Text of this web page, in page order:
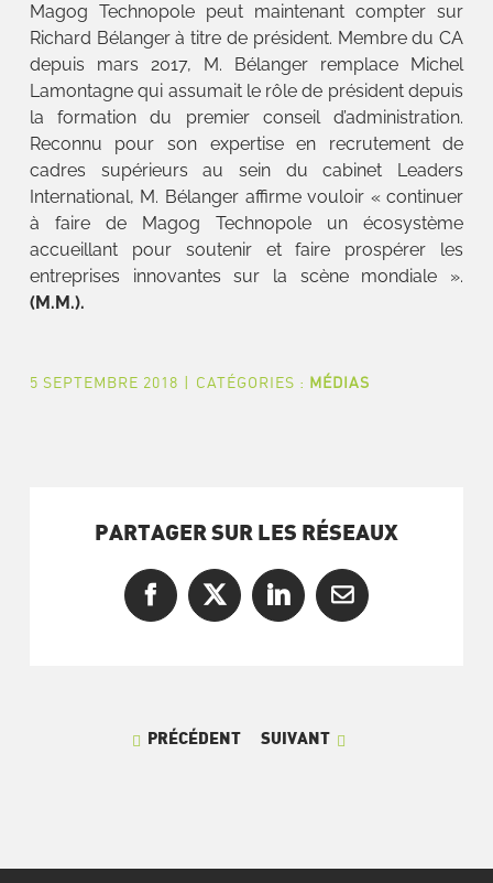
Magog Technopole peut maintenant compter sur
Richard Bélanger à titre de président. Membre du CA
depuis mars 2017, M. Bélanger remplace Michel
Lamontagne qui assumait le rôle de président depuis
la formation du premier conseil d’administration.
Reconnu pour son expertise en recrutement de
cadres supérieurs au sein du cabinet Leaders
International, M. Bélanger affirme vouloir « continuer
à faire de Magog Technopole un écosystème
accueillant pour soutenir et faire prospérer les
entreprises innovantes sur la scène mondiale ».
(M.M.).
5 SEPTEMBRE 2018 | CATÉGORIES : MÉDIAS
PARTAGER SUR LES RÉSEAUX
Facebook
X LinkedInCourriel
PRÉCÉDENT SUIVANT